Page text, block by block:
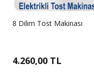
8 Dilim Tost Makinası
4.260,00 TL